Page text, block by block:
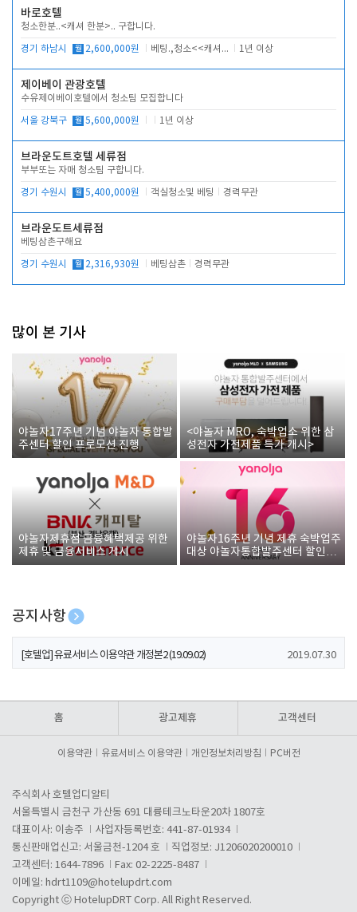
바로호텔
청소한분..<캐셔 한분>.. 구합니다.
경기 하남시 월 2,600,000원 베팅.,청소<<캐셔 모셔봅니다. 1년 이상
제이베이 관광호텔
수유제이베이호텔에서 청소팀 모집합니다
서울 강북구 월 5,600,000원 1년 이상
브라운도트호텔 세류점
부부또는 자매 청소팀 구합니다.
경기 수원시 월 5,400,000원 객실청소및 베팅 경력무관
브라운도트세류점
베팅삼촌구해요
경기 수원시 월 2,316,930원 베팅삼촌 경력무관
많이 본 기사
야놀자17주년 기념 야놀자 통합발
주센터 할인 프로모션 진행
<야놀자 MRO, 숙박업소 위한 삼
성전자 가전제품 특가 개시>
야놀자제휴점 금융혜택제공 위한
제휴 및 금융서비스 게시
야놀자16주년 기념 제휴 숙박업주
대상 야놀자통합발주센터 할인쿠
폰 증정
공지사항
[호텔업] 개인정보 처리방침 개정본1 (19.09.02)
[호텔업] 유료서비스 이용약관 개정본2 (19.09.02) 2019.07.30
홈 광고제휴 고객센터
이용약관 유료서비스 이용약관 개인정보처리방침 PC버전
주식회사 호텔업디알티
서울특별시 금천구 가산동 691 대륭테크노타운20차 1807호
대표이사: 이송주
사업자등록번호: 441-87-01934
통신판매업신고: 서울금천-1204 호
직업정보: J1206020200010
고객센터: 1644-7896
Fax: 02-2225-8487
이메일: hdrt1109@hotelupdrt.com
Copyright ⓒ HotelupDRT Corp. All Right Reserved.